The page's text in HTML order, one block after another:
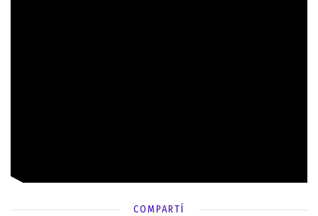
COMPARTÍ